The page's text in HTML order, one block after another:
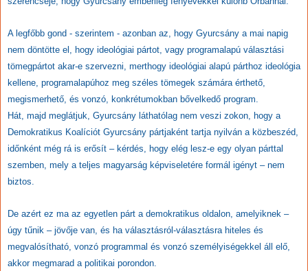
A legfőbb gond - szerintem - azonban az, hogy Gyurcsány a mai napig
nem döntötte el, hogy ideológiai pártot, vagy programalapú választási
tömegpártot akar-e szervezni, merthogy ideológiai alapú párthoz ideológia
kellene, programalapúhoz meg széles tömegek számára érthető,
megismerhető, és vonzó, konkrétumokban bővelkedő program.
Hát, majd meglátjuk, Gyurcsány láthatólag nem veszi zokon, hogy a
Demokratikus Koalíciót Gyurcsány pártjaként tartja nyilván a közbeszéd,
időnként még rá is erősít – kérdés, hogy elég lesz-e egy olyan párttal
szemben, mely a teljes magyarság képviseletére formál igényt – nem
biztos.
De azért ez ma az egyetlen párt a demokratikus oldalon, amelyiknek –
úgy tűnik – jövője van, és ha választásról-választásra hiteles és
megvalósítható, vonzó programmal és vonzó személyiségekkel áll elő,
akkor megmarad a politikai porondon.